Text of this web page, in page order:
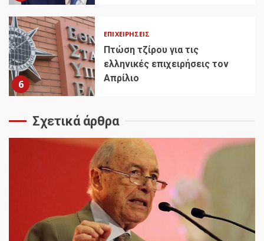
6
ΕΠΙΧΕΙΡΉΣΕΙΣ
Πτώση τζίρου για τις
ελληνικές επιχειρήσεις τον
Απρίλιο
Σχετικά άρθρα